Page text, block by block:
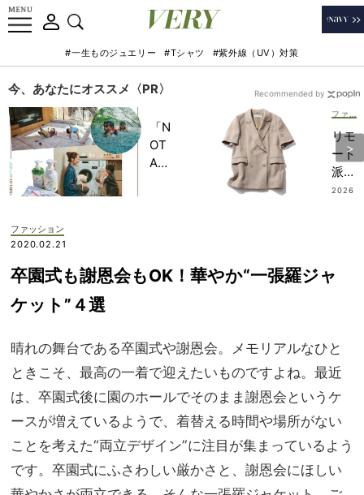
#一生ものジュエリー #Tシャツ #紫外線（UV）対策
今、あなたにオススメ〈PR〉
「N
OT
A
記憶
に一
【極
上の
家族
旅】
を
リモ
ート
派ワ
ーマ
と
袖ジ
ャケ
ト】
が正
解！
猛暑
でも
2026
Recommended by
ファッション
2020.02.21
卒園式も謝恩会もOK！華やか“一張羅ジャ
ケット”４選
晴れの舞台である卒園式や謝恩会。メモリアルなひと
ときこそ、最高の一着で迎えたいものですよね。最近
は、卒園式後に園のホールでそのまま謝恩会というケ
ースが増えているようで、着替える時間や場所がない
ことを考えた“両立デザイン”に注目が集まっているよう
です。卒園式にふさわしい厳かさと、謝恩会にほしい